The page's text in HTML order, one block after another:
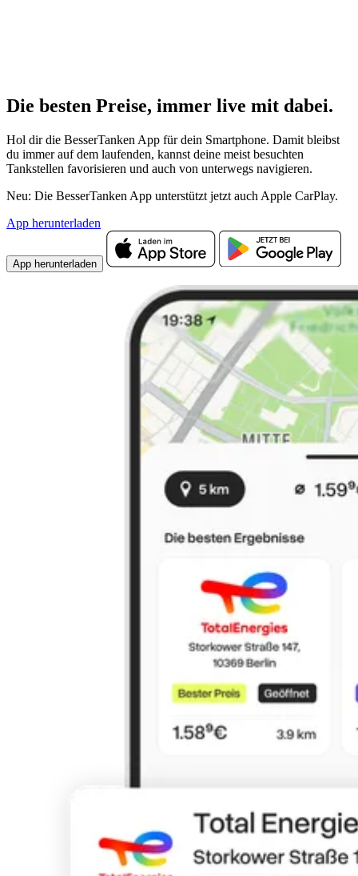
Die besten Preise, immer live mit dabei.
Hol dir die BesserTanken App für dein Smartphone. Damit bleibst
du immer auf dem laufenden, kannst deine meist besuchten
Tankstellen favorisieren und auch von unterwegs navigieren.
Neu: Die BesserTanken App unterstützt jetzt auch Apple CarPlay.
App herunterladen
App herunterladen